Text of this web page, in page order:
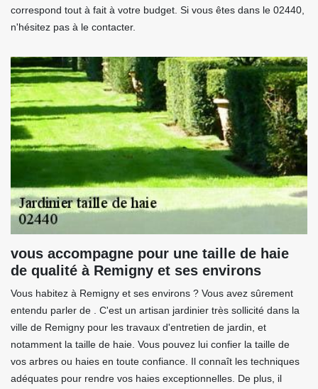
correspond tout à fait à votre budget. Si vous êtes dans le 02440,
n'hésitez pas à le contacter.
vous accompagne pour une taille de haie
de qualité à Remigny et ses environs
Vous habitez à Remigny et ses environs ? Vous avez sûrement
entendu parler de . C'est un artisan jardinier très sollicité dans la
ville de Remigny pour les travaux d'entretien de jardin, et
notamment la taille de haie. Vous pouvez lui confier la taille de
vos arbres ou haies en toute confiance. Il connaît les techniques
adéquates pour rendre vos haies exceptionnelles. De plus, il